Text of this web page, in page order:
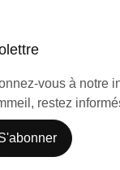
vous à notre
restez